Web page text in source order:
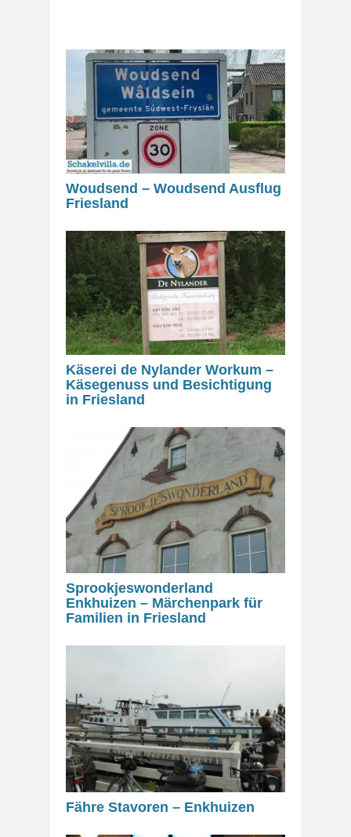
Woudsend – Woudsend Ausflug
Friesland
Käserei de Nylander Workum –
Käsegenuss und Besichtigung
in Friesland
Sprookjeswonderland
Enkhuizen – Märchenpark für
Familien in Friesland
Fähre Stavoren – Enkhuizen